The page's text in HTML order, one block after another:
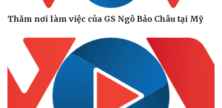
Thăm nơi làm việc của GS Ngô Bảo Châu tại Mỹ